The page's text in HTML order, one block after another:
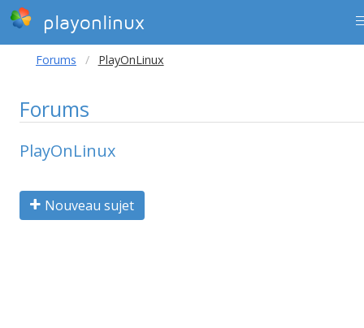
playonlinux
Forums PlayOnLinux
Forums
PlayOnLinux
Nouveau sujet